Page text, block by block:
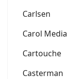
Carlsen
Carol Media
Cartouche
Casterman